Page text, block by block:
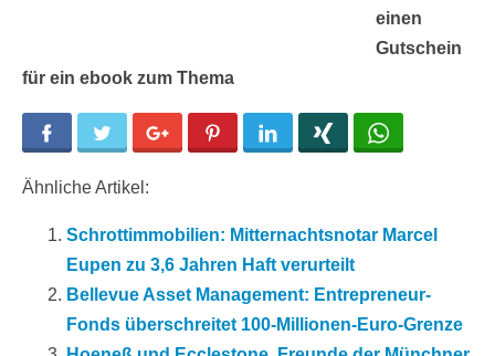
einen
Gutschein
für ein ebook zum Thema
Facebook Twitter Google+ Pinterest LinkedIn
Ähnliche Artikel:
Schrottimmobilien: Mitternachtsnotar Marcel
Eupen zu 3,6 Jahren Haft verurteilt
Bellevue Asset Management: Entrepreneur-
Fonds überschreitet 100-Millionen-Euro-Grenze